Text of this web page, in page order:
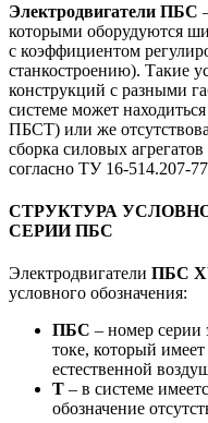
Электродвигатели ПБС
которыми оборудуются
с коэффициентом
станкостроению). Такие
конструкций с разными
системе может
ПБСТ) или же
сборка силовых
согласно ТУ 16-514.207-
СТРУКТУРА
СЕРИИ ПБС
Электродвигатели ПБС
условного обозначения:
ПБС – номер серии
токе, который
естественной
Т – в системе
обозначение